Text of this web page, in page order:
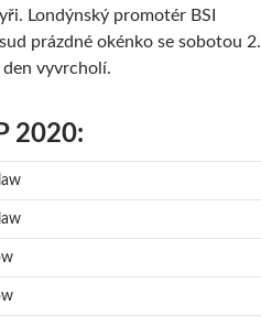
Londýnský promotér BSI
prázdné okénko se sobotou 2.
den vyvrcholí.
2020: